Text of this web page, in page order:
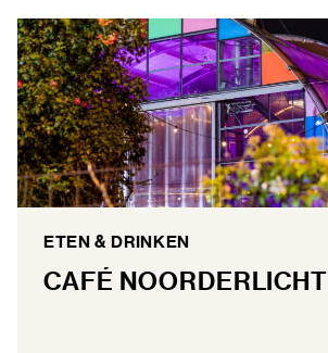
ETEN & DRINKEN
CAFÉ NOORDERLICHT